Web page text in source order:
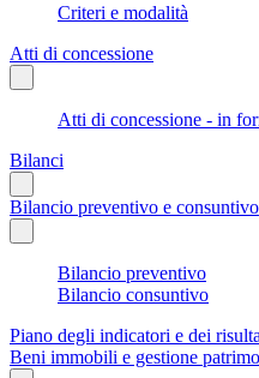
Criteri e modalità
Atti di concessione
Atti di concessione - in
Bilanci
Bilancio preventivo e consuntivo
Bilancio preventivo
Bilancio consuntivo
Piano degli indicatori e dei
Beni immobili e gestione